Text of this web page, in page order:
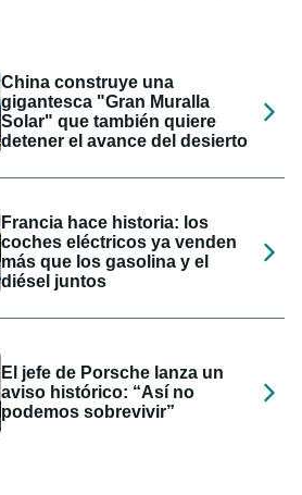
China construye una
gigantesca "Gran Muralla
Solar" que también quiere
detener el avance del desierto
Francia hace historia: los
coches eléctricos ya venden
más que los gasolina y el
diésel juntos
El jefe de Porsche lanza un
aviso histórico: “Así no
podemos sobrevivir”